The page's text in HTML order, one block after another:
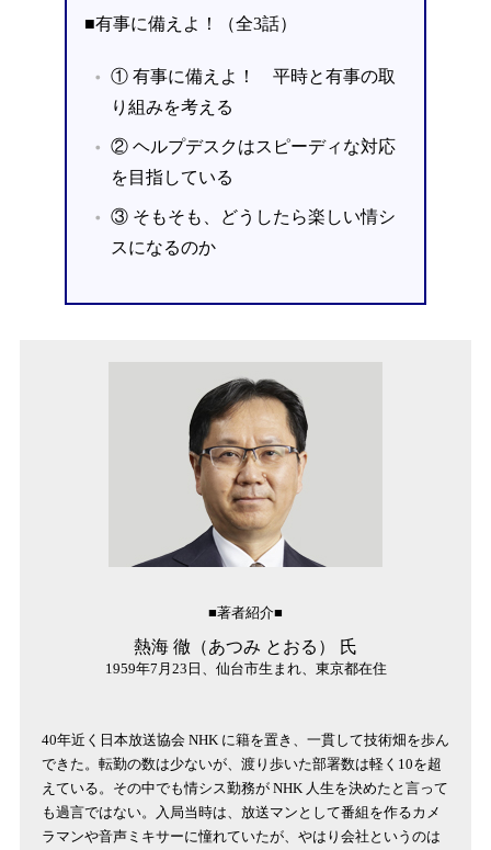
■有事に備えよ！（全3話）
① 有事に備えよ！ 平時と有事の取
り組みを考える
② ヘルプデスクはスピーディな対応
を目指している
③ そもそも、どうしたら楽しい情シ
スになるのか
■著者紹介■
熱海 徹（あつみ とおる） 氏
1959年7月23日、仙台市生まれ、東京都在住
40年近く日本放送協会 NHK に籍を置き、一貫して技術畑を歩ん
できた。転勤の数は少ないが、渡り歩いた部署数は軽く10を超
えている。その中でも情シス勤務が NHK 人生を決めたと言って
も過言ではない。入局当時は、放送マンとして番組を作るカメ
ラマンや音声ミキサーに憧れていたが、やはり会社というのは